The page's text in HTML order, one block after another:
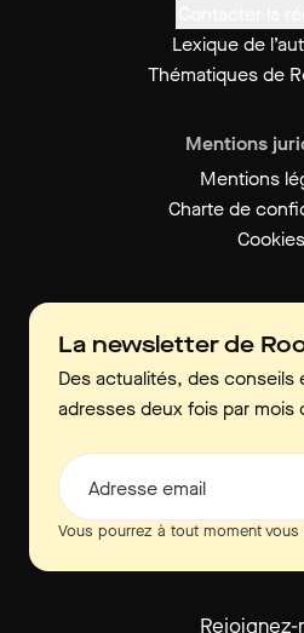
Lexique de
Thématiques de
Mentions
Mentions
Charte de
Cookies
La newsletter de
Des actualités, des conseils
adresses deux fois par mois
Adresse email
Vous pourrez à tout moment vous
Rejoignez-